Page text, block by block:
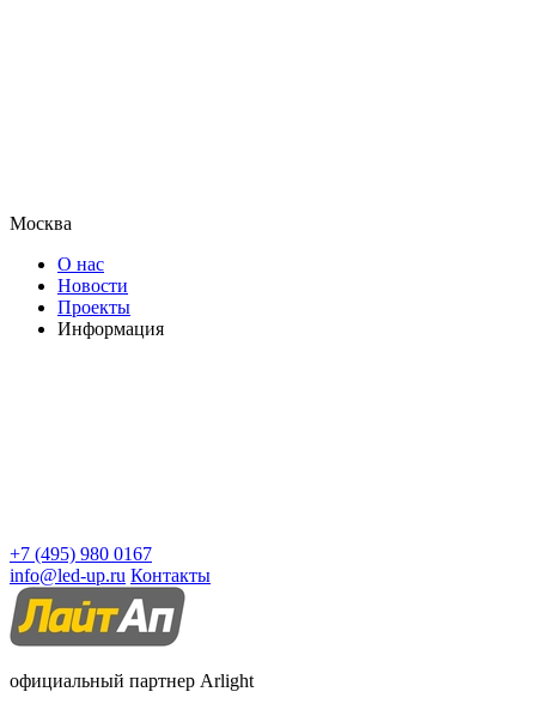
Москва
О нас
Новости
Проекты
Информация
+7 (495) 980 0167
info@led-up.ru Контакты
официальный партнер Arlight